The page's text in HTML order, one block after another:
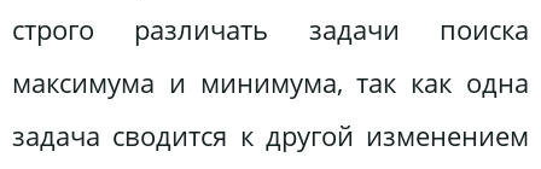
строго различать задачи поиска
максимума и минимума, так как одна
задача сводится к другой изменением